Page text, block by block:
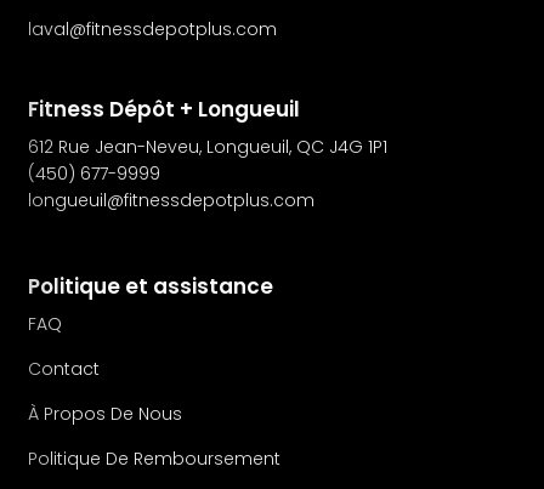
laval@fitnessdepotplus.com
Fitness Dépôt + Longueuil
612 Rue Jean-Neveu, Longueuil, QC J4G 1P1
(450) 677-9999
longueuil@fitnessdepotplus.com
Politique et assistance
FAQ
Contact
À Propos De Nous
Politique De Remboursement